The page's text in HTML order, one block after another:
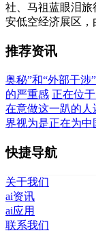
社、马祖蓝眼泪
安低空经济展区，
推荐资讯
奥秘”和“外部干涉
的严重感 正在位
在意做这一趴的人
界视为是正在为中
快捷导航
关于我们
ai资讯
ai应用
联系我们